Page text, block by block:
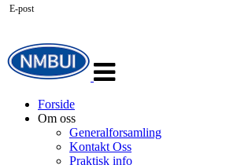
navigasjon
Forside
Om oss
Generalforsamling
Kontakt Oss
Praktisk info
E-post